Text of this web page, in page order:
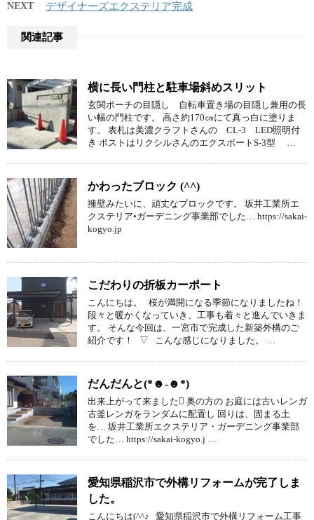
NEXT デザイナーズエクステリア完成
関連記事
横に長い門柱と駐車場斜めスリット
玄関ポーチの目隠し 自転車置き場の目隠し兼用の長
い幅の門柱です。 高さ約170㎝にて真っ白に塗りま
す。 表札は美濃クラフトさんの CL-3 LED照明付
き ポストはリクシルさんのエクスポートS-3型 …
かわったブロック (^^)
擁壁みたいに、頑丈なブロックです。 坂井工業所エ
クステリア•ガーデニング事業部でした… https://sakai-
kogyo.jp
こだわりの折板カーポート
こんにちは。 桜が満開になる季節になりましたね！
段々と暖かくなっていき、工事も着々と進んでいきま
す。 そんな今回は、一宮市で完成した新築外構のご
紹介です！ ▽ こんな感じになりました。 …
だんだんと(*☻-☻*)
出来上がって来ました 奥の方の お庭には古いレンガ
古釜レンガをランダムに配置し 回りは、固まる土
を… 坂井工業所エクステリア・ガーデニング事業部
でした… https://sakai-kogyo.j …
愛知県稲沢市で外構リフォームが完了しま
した。
こんにちは(^^♪ 愛知県稲沢市で外構リフォーム工事